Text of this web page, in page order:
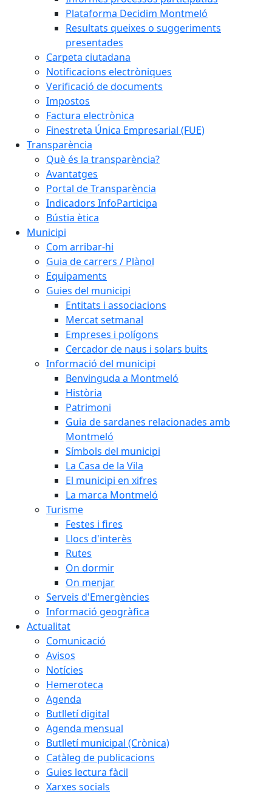
Plataforma Decidim Montmeló
Resultats queixes o suggeriments
presentades
Carpeta ciutadana
Notificacions electròniques
Verificació de documents
Impostos
Factura electrònica
Finestreta Única Empresarial (FUE)
Transparència
Què és la transparència?
Avantatges
Portal de Transparència
Indicadors InfoParticipa
Bústia ètica
Municipi
Com arribar-hi
Guia de carrers / Plànol
Equipaments
Guies del municipi
Entitats i associacions
Mercat setmanal
Empreses i polígons
Cercador de naus i solars buits
Informació del municipi
Benvinguda a Montmeló
Història
Patrimoni
Guia de sardanes relacionades amb
Montmeló
Símbols del municipi
La Casa de la Vila
El municipi en xifres
La marca Montmeló
Turisme
Festes i fires
Llocs d'interès
Rutes
On dormir
On menjar
Serveis d'Emergències
Informació geogràfica
Actualitat
Comunicació
Avisos
Notícies
Hemeroteca
Agenda
Butlletí digital
Agenda mensual
Butlletí municipal (Crònica)
Catàleg de publicacions
Guies lectura fàcil
Xarxes socials